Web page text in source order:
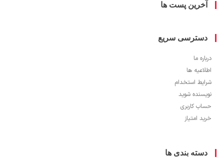
پست ها
سریع
ها
استخدام
شوید
کاربری
امتیاز
بندی ها